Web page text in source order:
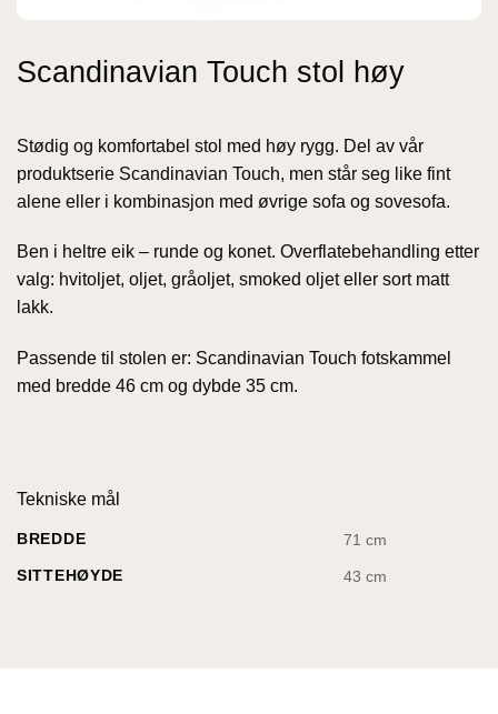
Scandinavian Touch stol høy
Stødig og komfortabel stol med høy rygg. Del av vår
produktserie Scandinavian Touch, men står seg like fint
alene eller i kombinasjon med øvrige sofa og sovesofa.
Ben i heltre eik – runde og konet. Overflatebehandling etter
valg: hvitoljet, oljet, gråoljet, smoked oljet eller sort matt
lakk.
Passende til stolen er: Scandinavian Touch fotskammel
med bredde 46 cm og dybde 35 cm.
Tekniske mål
BREDDE
71 cm
SITTEHØYDE
43 cm